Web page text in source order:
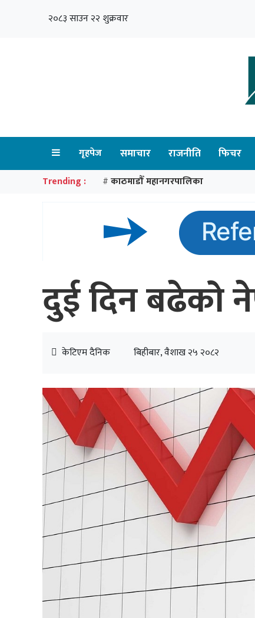
२०८३ साउन २२ शुक्रवार
गृहपेज समाचार राजनीति फिचर
Trending : # काठमाडौँ महानगरपालिका
दुई दिन बढेको
केटिएम दैनिक बिहीबार, वैशाख २५ २०८२